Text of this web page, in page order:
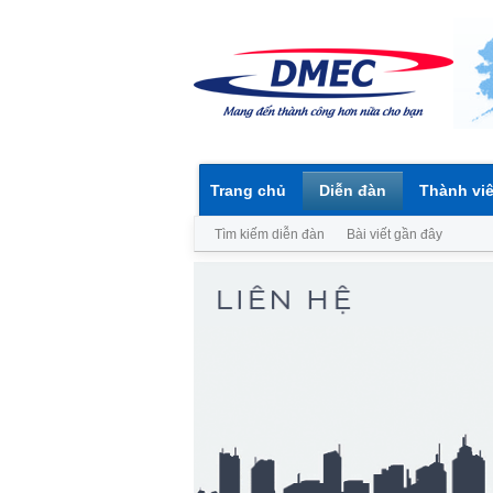
Trang chủ Diễn đàn
Tìm kiếm diễn đàn Bài viết gần đây
Thành